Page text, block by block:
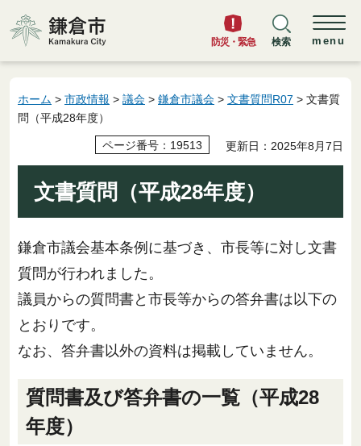
鎌倉市
防災・緊急 検索 menu
ホーム > 市政情報 > 議会 > 鎌倉市議会 > 文書質問R07 > 文書質
問（平成28年度）
ページ番号：19513 更新日：2025年8月7日
文書質問（平成28年度）
鎌倉市議会基本条例に基づき、市長等に対し文書
質問が行われました。
議員からの質問書と市長等からの答弁書は以下の
とおりです。
なお、答弁書以外の資料は掲載していません。
質問書及び答弁書の一覧（平成28
年度）